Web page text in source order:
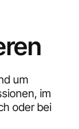
um
im
oder bei